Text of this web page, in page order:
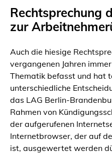
Rechtsprechung
zur
Auch die hiesige
vergangenen Jahren
Thematik befasst und hat
unterschiedliche
das LAG Berlin-
Rahmen von
der aufgerufenen
Internetbrowser, der auf
ist, ausgewertet werden